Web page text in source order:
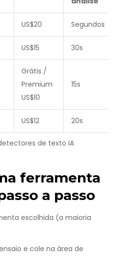
de texto IA
US$20 Segundos
US$15 30s
Grátis /
Premium
US$10
15s
US$12 20s
ferramenta
a passo
escolhida (a maioria
e cole na área de